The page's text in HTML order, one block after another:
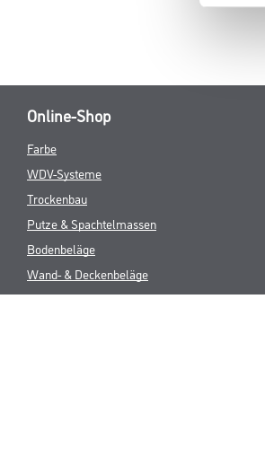
Online-Shop
Farbe
WDV-Systeme
Trockenbau
Putze & Spachtelmassen
Bodenbeläge
Wand- & Deckenbeläge
Werkzeug & Maschinen